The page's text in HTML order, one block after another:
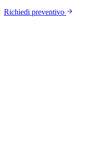
Richiedi preventivo